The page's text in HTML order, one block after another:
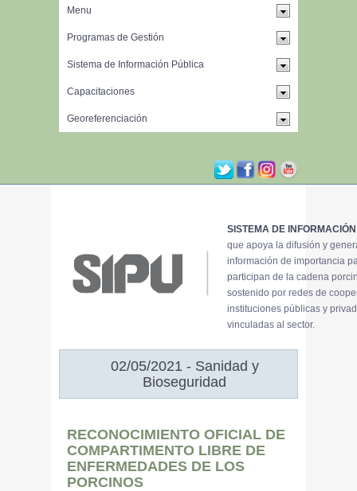
SISTEMA DE
que apoya la difusión y
información de importancia
participan de la cadena
sostenido por redes de
instituciones públicas y
vinculadas al sector.
02/05/2021 - Sanidad y
Bioseguridad
RECONOCIMIENTO OFICIAL DE
COMPARTIMENTO LIBRE DE
ENFERMEDADES DE LOS
PORCINOS